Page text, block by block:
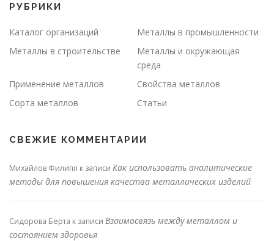
РУБРИКИ
Каталог организаций
Металлы в промышленности
Металлы в строительстве
Металлы и окружающая
среда
Применение металлов
Свойства металлов
Сорта металлов
Статьи
СВЕЖИЕ КОММЕНТАРИИ
Михайлов Филипп к записи Как использовать аналитические
методы для повышения качества металлических изделий
Сидорова Берта к записи Взаимосвязь между металлом и
состоянием здоровья